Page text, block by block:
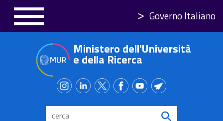
principale
Governo Italiano
Ministero dell'Università
e della Ricerca
Search